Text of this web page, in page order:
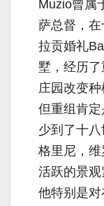
Muzio曾属
萨总督，
拉贡婚礼
墅，经历
庄园改变种
但重组肯
少到了十
格里尼，
活跃的景观
他特别是